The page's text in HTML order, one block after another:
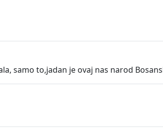
samo to,jadan je ovaj nas narod